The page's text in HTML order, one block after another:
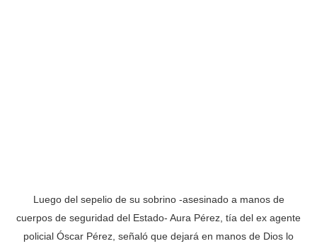
Luego del sepelio de su sobrino -asesinado a manos de
cuerpos de seguridad del Estado- Aura Pérez, tía del ex agente
policial Óscar Pérez, señaló que dejará en manos de Dios lo